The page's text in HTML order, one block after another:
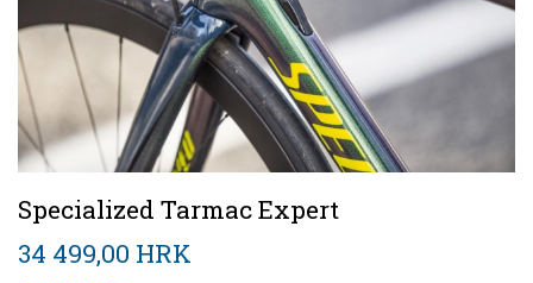
Specialized Tarmac Expert
34 499,00 HRK